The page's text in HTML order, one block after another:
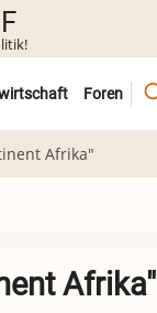
Foren
Afrika"
Afrika"